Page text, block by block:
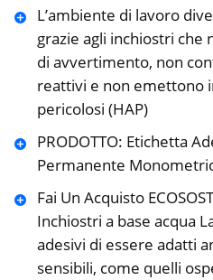
L’ambiente di lavoro
grazie agli inchiostri
di avvertimento, non
reattivi e non emettono
pericolosi (HAP)
PRODOTTO: Etichetta
Permanente
Fai Un Acquisto
Inchiostri a base acqua
adesivi di essere adatti
sensibili, come quelli